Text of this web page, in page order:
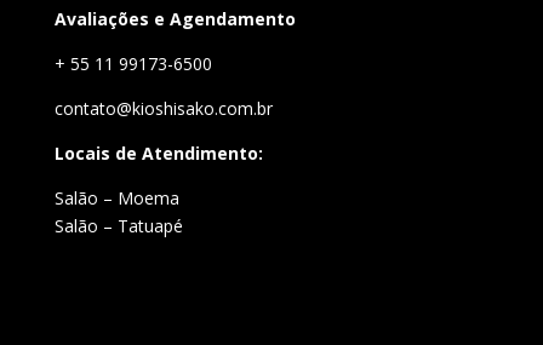
Avaliações e Agendamento
+ 55 11 99173-6500
contato@kioshisako.com.br
Locais de Atendimento:
Salão – Moema
Salão – Tatuapé